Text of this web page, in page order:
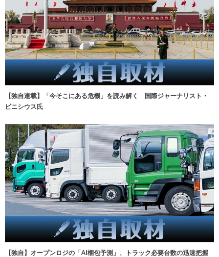
【独自連載】「今そこにある危機」を読み解く 国際ジャーナリスト・
ビニシウス氏
【独自】オープンロジの「AI梱包予測」、トラック必要台数の迅速把握